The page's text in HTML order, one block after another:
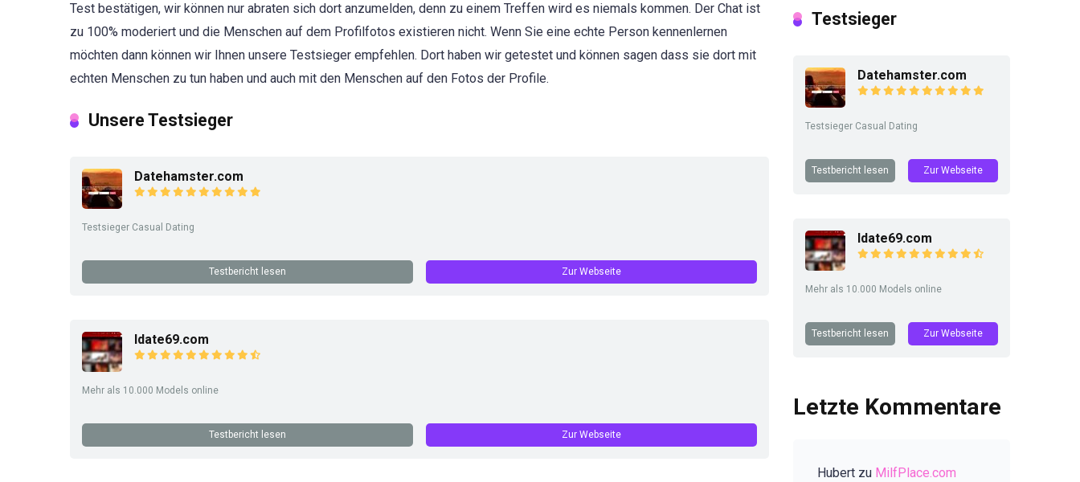
Test bestätigen, wir können nur abraten sich dort anzumelden, denn zu einem Treffen wird es niemals kommen. Der Chat ist
zu 100% moderiert und die Menschen auf dem Profilfotos existieren nicht. Wenn Sie eine echte Person kennenlernen
möchten dann können wir Ihnen unsere Testsieger empfehlen. Dort haben wir getestet und können sagen dass sie dort mit
echten Menschen zu tun haben und auch mit den Menschen auf den Fotos der Profile.
Unsere Testsieger
Datehamster.com
Testsieger Casual Dating
Testbericht lesen Zur Webseite
Idate69.com
Mehr als 10.000 Models online
Testbericht lesen Zur Webseite
Testsieger
Datehamster.com
Testsieger Casual Dating
Testbericht lesen Zur Webseite
Idate69.com
Mehr als 10.000 Models online
Testbericht lesen Zur Webseite
Letzte Kommentare
Hubert zu MilfPlace.com